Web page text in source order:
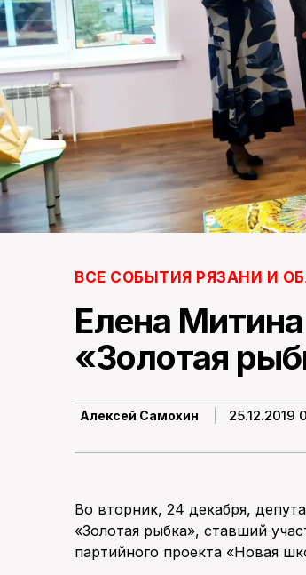
ВСЕ СОБЫТИЯ РЯЗАНИ И
Елена
«Золотая
Алексей Самохин 25.12.2019
Во вторник, 24 декабря,
«Золотая рыбка», ставший
партийного проекта «Новая